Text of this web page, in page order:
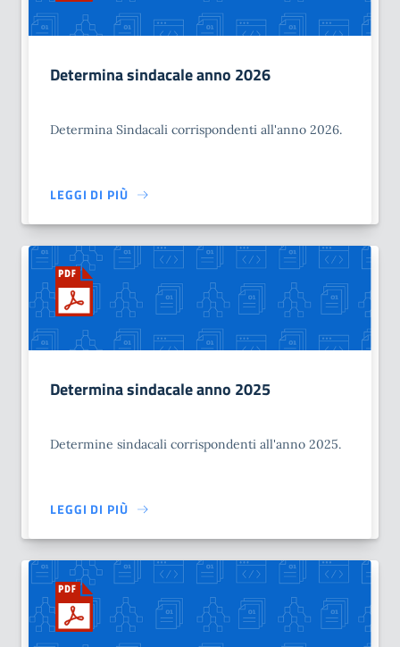
Determina sindacale anno 2026
Determina Sindacali corrispondenti all'anno 2026.
LEGGI DI PIÙ
Determina sindacale anno 2025
Determine sindacali corrispondenti all'anno 2025.
LEGGI DI PIÙ